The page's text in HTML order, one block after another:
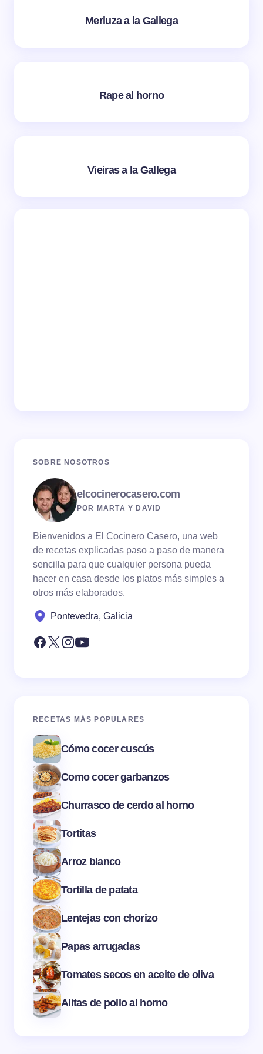
Merluza a la Gallega
Rape al horno
Vieiras a la Gallega
SOBRE NOSOTROS
elcocinerocasero.com
POR MARTA Y DAVID
Bienvenidos a El Cocinero Casero, una web
de recetas explicadas paso a paso de manera
sencilla para que cualquier persona pueda
hacer en casa desde los platos más simples a
otros más elaborados.
Pontevedra, Galicia
RECETAS MÁS POPULARES
Cómo cocer cuscús
Como cocer garbanzos
Churrasco de cerdo al horno
Tortitas
Arroz blanco
Tortilla de patata
Lentejas con chorizo
Papas arrugadas
Tomates secos en aceite de oliva
Alitas de pollo al horno